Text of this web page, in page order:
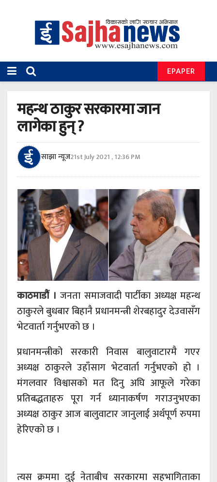
EPAPER
महन्थ ठाकुर सरकारमा जान
लागेका हुन् ?
साझा न्यूज21st July 2021 , 12:36 PM
काठमाडौं । जनता समाजवादी पार्टीका अध्यक्ष महन्थ
ठाकुरले बुधबार बिहानै प्रधानमन्त्री शेरबहादुर देउवासँग
भेटवार्तागर्नुभएको छ ।
प्रधानमन्त्रीको सरकारी निवास बालुवाटारमै गएर
अध्यक्ष ठाकुरले उहाँसाग भेटवार्ता गर्नुभएको हो ।
मंगलवार विश्वासको मत दिनु अघि आफूले गरेका
प्रतिबद्धताहरु पूरा गर्न ध्यानाकर्षण गराउनुभएका
अध्यक्ष ठाकुर आज बालुवाटार जानुलाई अर्थपूर्ण रुपमा
हेरिएको छ ।
त्यस क्रममा दुई नेताबीच सरकारमा सहभागिताका